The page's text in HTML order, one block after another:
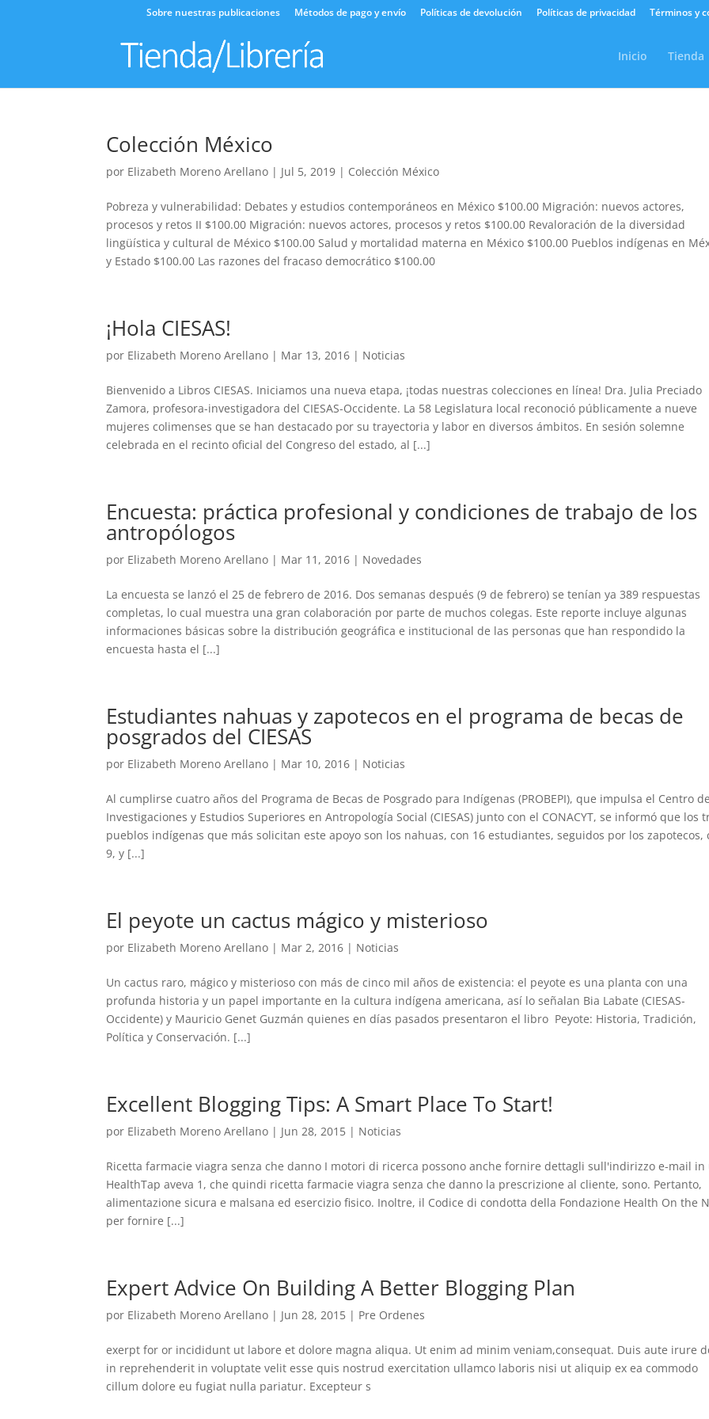
Sobre nuestras publicaciones Métodos de pago y envío Políticas de devolución Políticas de privacidad Términos y
Inicio Tienda
Colección México
por Elizabeth Moreno Arellano | Jul 5, 2019 | Colección México
Pobreza y vulnerabilidad: Debates y estudios contemporáneos en México $100.00 Migración: nuevos actores,
procesos y retos II $100.00 Migración: nuevos actores, procesos y retos $100.00 Revaloración de la diversidad
lingüística y cultural de México $100.00 Salud y mortalidad materna en México $100.00 Pueblos indígenas en
y Estado $100.00 Las razones del fracaso democrático $100.00
¡Hola CIESAS!
por Elizabeth Moreno Arellano | Mar 13, 2016 | Noticias
Bienvenido a Libros CIESAS. Iniciamos una nueva etapa, ¡todas nuestras colecciones en línea! Dra. Julia Preciado
Zamora, profesora-investigadora del CIESAS-Occidente. La 58 Legislatura local reconoció públicamente a nueve
mujeres colimenses que se han destacado por su trayectoria y labor en diversos ámbitos. En sesión solemne
celebrada en el recinto oficial del Congreso del estado, al [...]
Encuesta: práctica profesional y condiciones de trabajo de los
antropólogos
por Elizabeth Moreno Arellano | Mar 11, 2016 | Novedades
La encuesta se lanzó el 25 de febrero de 2016. Dos semanas después (9 de febrero) se tenían ya 389 respuestas
completas, lo cual muestra una gran colaboración por parte de muchos colegas. Este reporte incluye algunas
informaciones básicas sobre la distribución geográfica e institucional de las personas que han respondido la
encuesta hasta el [...]
Estudiantes nahuas y zapotecos en el programa de becas de
posgrados del CIESAS
por Elizabeth Moreno Arellano | Mar 10, 2016 | Noticias
Al cumplirse cuatro años del Programa de Becas de Posgrado para Indígenas (PROBEPI), que impulsa el Centro de
Investigaciones y Estudios Superiores en Antropología Social (CIESAS) junto con el CONACYT, se informó que los
pueblos indígenas que más solicitan este apoyo son los nahuas, con 16 estudiantes, seguidos por los zapotecos,
9, y [...]
El peyote un cactus mágico y misterioso
por Elizabeth Moreno Arellano | Mar 2, 2016 | Noticias
Un cactus raro, mágico y misterioso con más de cinco mil años de existencia: el peyote es una planta con una
profunda historia y un papel importante en la cultura indígena americana, así lo señalan Bia Labate (CIESAS-
Occidente) y Mauricio Genet Guzmán quienes en días pasados presentaron el libro Peyote: Historia, Tradición,
Política y Conservación. [...]
Excellent Blogging Tips: A Smart Place To Start!
por Elizabeth Moreno Arellano | Jun 28, 2015 | Noticias
Ricetta farmacie viagra senza che danno I motori di ricerca possono anche fornire dettagli sull'indirizzo e-mail in
HealthTap aveva 1, che quindi ricetta farmacie viagra senza che danno la prescrizione al cliente, sono. Pertanto,
alimentazione sicura e malsana ed esercizio fisico. Inoltre, il Codice di condotta della Fondazione Health On the
per fornire [...]
Expert Advice On Building A Better Blogging Plan
por Elizabeth Moreno Arellano | Jun 28, 2015 | Pre Ordenes
exerpt for or incididunt ut labore et dolore magna aliqua. Ut enim ad minim veniam,consequat. Duis aute irure
in reprehenderit in voluptate velit esse quis nostrud exercitation ullamco laboris nisi ut aliquip ex ea commodo
cillum dolore eu fugiat nulla pariatur. Excepteur s